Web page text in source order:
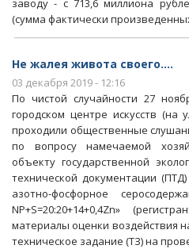
заводу - с 713,6 миллиона
(сумма фактически
Не жалея живота своего....
03 декабря 2019 - 12:16
По чистой случайности 27
городском центре искусств (на
проходили общественные
по вопросу намечаемой
объекту государственной
технической документации
азотно-фосфорное
NP+S=20:20+14+0,4Zn»
материалы оценки воздействия
техническое задание (ТЗ) на